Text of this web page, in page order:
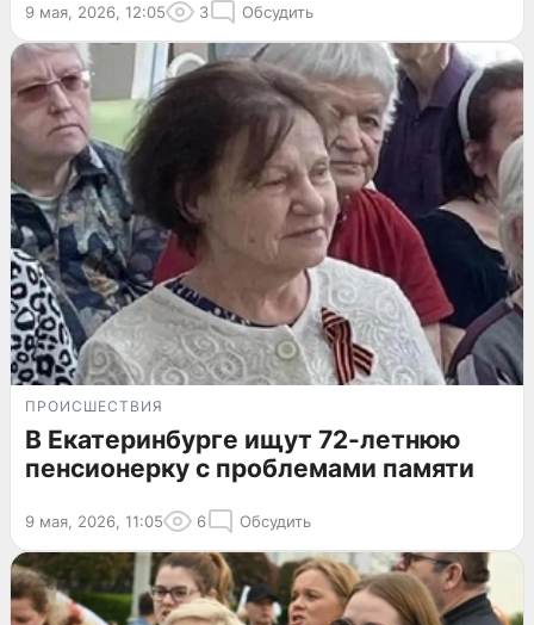
9 мая, 2026, 12:05 3 Обсудить
ПРОИСШЕСТВИЯ
В Екатеринбурге ищут 72-летнюю
пенсионерку с проблемами памяти
9 мая, 2026, 11:05 6 Обсудить